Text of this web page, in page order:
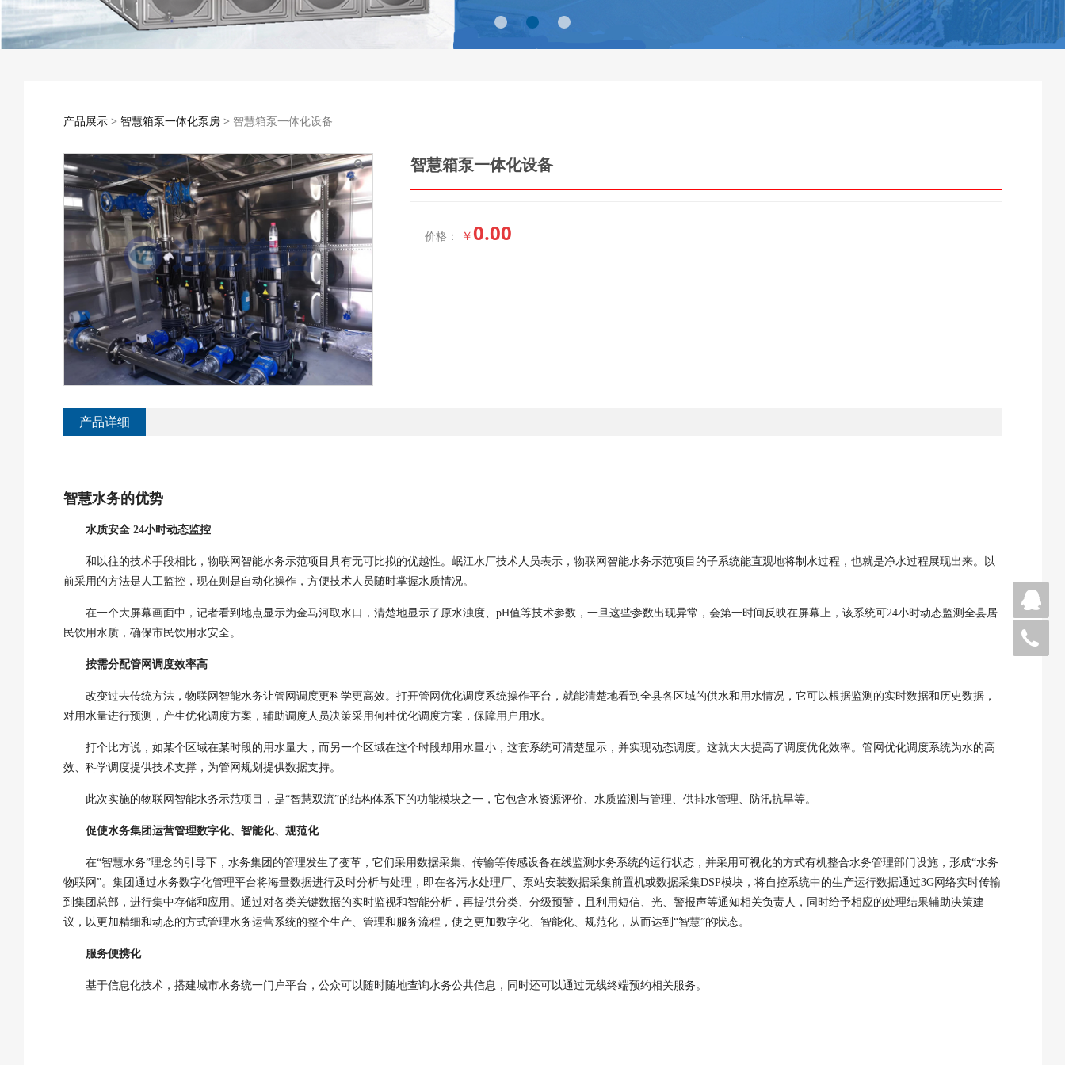
产品展示> 智慧箱泵一体化泵房> 智慧箱泵一体化设备
智慧箱泵一体化设备
价格： ￥0.00
产品详细
智慧水务的优势
水质安全24小时动态监控
和以往的技术手段相比，物联网智能水务示范项目具有无可比拟的优越性。岷江水厂技术人员表示，物联网智能水务示范项目的子系统能直观地将制水过程，也就是净水过程展现出来。以
前采用的方法是人工监控，现在则是自动化操作，方便技术人员随时掌握水质情况。
在一个大屏幕画面中，记者看到地点显示为金马河取水口，清楚地显示了原水浊度、 pH值等技术参数，一旦这些参数出现异常，会第一时间反映在屏幕上，该系统可24小时动态监测全县居
民饮用水质，确保市民饮用水安全。
按需分配管网调度效率高
改变过去传统方法，物联网智能水务让管网调度更科学更高效。打开管网优化调度系统操作平台，就能清楚地看到全县各区域的供水和用水情况，它可以根据监测的实时数据和历史数据，
对用水量进行预测，产生优化调度方案，辅助调度人员决策采用何种优化调度方案，保障用户用水。
打个比方说，如某个区域在某时段的用水量大，而另一个区域在这个时段却用水量小，这套系统可清楚显示，并实现动态调度。这就大大提高了调度优化效率。管网优化调度系统为水的高
效、科学调度提供技术支撑，为管网规划提供数据支持。
此次实施的物联网智能水务示范项目，是“智慧双流”的结构体系下的功能模块之一，它包含水资源评价、水质监测与管理、供排水管理、防汛抗旱等。
促使水务集团运营管理数字化、智能化、规范化
在“智慧水务”理念的引导下，水务集团的管理发生了变革，它们采用数据采集、传输等传感设备在线监测水务系统的运行状态，并采用可视化的方式有机整合水务管理部门设施，形成“水务
物联网”。集团通过水务数字化管理平台将海量数据进行及时分析与处理，即在各污水处理厂、泵站安装数据采集前置机或数据采集DSP模块，将自控系统中的生产运行数据通过3G网络实时传输
到集团总部，进行集中存储和应用。通过对各类关键数据的实时监视和智能分析，再提供分类、分级预警，且利用短信、光、警报声等通知相关负责人，同时给予相应的处理结果辅助决策建
议，以更加精细和动态的方式管理水务运营系统的整个生产、管理和服务流程，使之更加数字化、智能化、规范化，从而达到 “智慧”的状态。
服务便携化
基于信息化技术，搭建城市水务统一门户平台，公众可以随时随地查询水务公共信息，同时还可以通过无线终端预约相关服务。